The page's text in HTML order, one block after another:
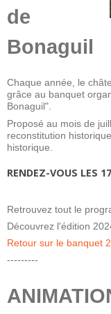
de
Bonaguil
Chaque année, le
grâce au banquet
Bonaguil".
Proposé au mois de
reconstitution
historique.
RENDEZ-VOUS LES
Retrouvez tout le
Découvrez l'édition
Retour sur le banquet
---------